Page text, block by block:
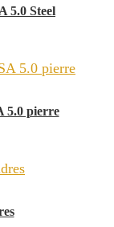
5.0 Steel
5.0 pierre